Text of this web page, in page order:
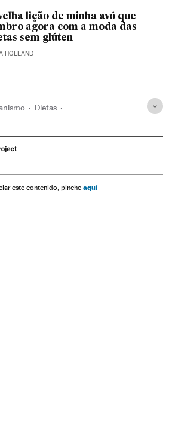
lição de minha avó que
agora com a moda das
sem glúten
HOLLAND
Dietas
Alimentação
este contenido, pinche aquí